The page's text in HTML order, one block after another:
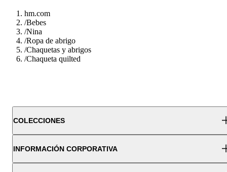
hm.com
/Bebes
/Nina
/Ropa de abrigo
/Chaquetas y abrigos
/Chaqueta quilted
COLECCIONES
INFORMACIÓN CORPORATIVA